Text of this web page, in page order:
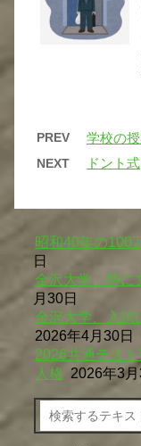
PREV 学校の授
NEXT ドント式
昭和40年の100
日
金沢大学、特に
月30日
金沢大学、入試
2026年4月30日
2026共通テス
人格 2026年3月